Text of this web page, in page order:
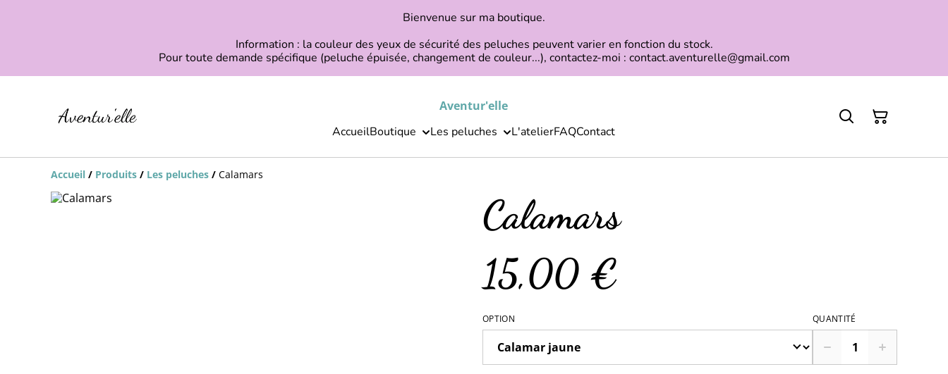
Bienvenue sur ma boutique.
Information : la couleur des yeux de sécurité des peluches peuvent varier en fonction du stock.
Pour toute demande spécifique (peluche épuisée, changement de couleur...), contactez-moi : contact.aventurelle@gmail.com
Aventur'elle
AccueilBoutique Les peluches L'atelierFAQContact
Accueil / Produits / Les peluches / Calamars
Calamars
15,00 €
OPTION QUANTITÉ